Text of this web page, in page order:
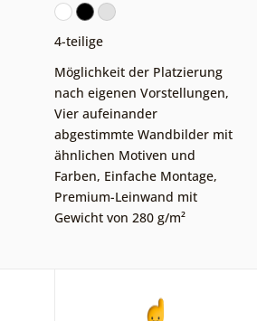
4-teilige
Möglichkeit der Platzierung
nach eigenen Vorstellungen,
Vier aufeinander
abgestimmte Wandbilder mit
ähnlichen Motiven und
Farben, Einfache Montage,
Premium-Leinwand mit
Gewicht von 280 g/m²